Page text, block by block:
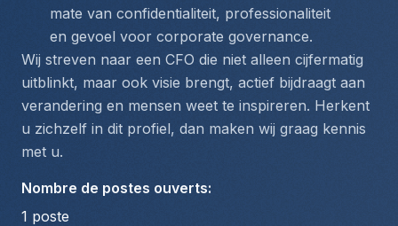
mate van confidentialiteit, professionaliteit
en gevoel voor corporate governance.
Wij streven naar een CFO die niet alleen cijfermatig
uitblinkt, maar ook visie brengt, actief bijdraagt aan
verandering en mensen weet te inspireren. Herkent
u zichzelf in dit profiel, dan maken wij graag kennis
met u.
Nombre de postes ouverts:
1 poste